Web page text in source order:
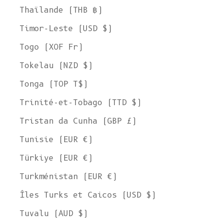
Thaïlande (THB ฿)
Timor-Leste (USD $)
Togo (XOF Fr)
Tokelau (NZD $)
Tonga (TOP T$)
Trinité-et-Tobago (TTD $)
Tristan da Cunha (GBP £)
Tunisie (EUR €)
Türkiye (EUR €)
Turkménistan (EUR €)
Îles Turks et Caicos (USD $)
Tuvalu (AUD $)